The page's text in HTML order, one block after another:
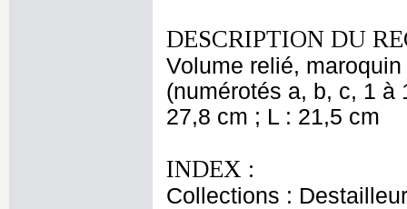
DESCRIPTION DU
Volume relié,
(numérotés a, b, c, 1 à
27,8 cm ; L : 21,5 cm
INDEX :
Collections :